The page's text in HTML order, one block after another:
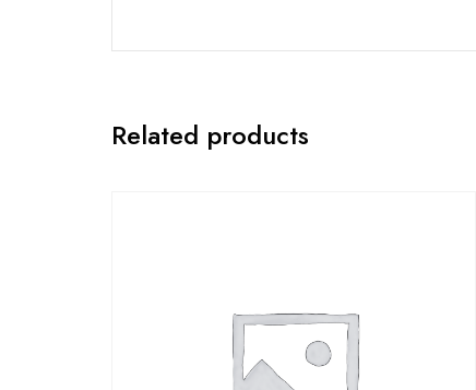
Related products